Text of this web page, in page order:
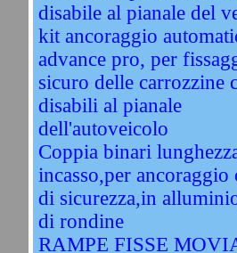
disabile al pianale del
kit ancoraggio
advance pro, per
sicuro delle carrozzine
disabili al pianale
dell'autoveicolo
Coppia binari
incasso,per ancoraggio
di sicurezza,in
di rondine
RAMPE FISSE